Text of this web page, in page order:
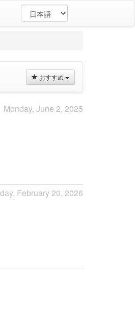
おすすめ
Monday, June 2, 2025
February 20, 2026